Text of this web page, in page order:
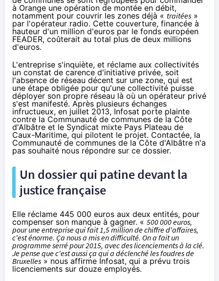
à Orange une opération de montée en débit,
notamment pour couvrir les zones déjà « traitées »
par l'opérateur radio. Cette couverture, financée à
hauteur d'un million d'euros par le fonds européen
FEADER, coûterait au total plus de deux millions
d'euros.
L'entreprise s'inquiète, et réclame aux collectivités
un constat de carence d'initiative privée, soit
l'absence de réseau décent sur une zone, qui est
une étape obligée pour qu'une collectivité puisse
déployer son propre réseau là où un opérateur privé
s'est manifesté. Après plusieurs échanges
infructueux, en juillet 2013, Infosat porte plainte
contre la Communauté de communes de la Côte
d'Albâtre et le Syndicat mixte Pays Plateau de
Caux-Maritime, qui pilotent le projet. Contactée, la
Communauté de communes de la Côte d'Albâtre n'a
pas souhaité nous répondre sur ce dossier.
Un dossier qui patine devant la
justice française
Elle réclame 445 000 euros aux deux entités, pour
compenser son manque à gagner. « 500 000 euros,
pour une entreprise qui fait 1,5 million de chiffre d'affaires,
c'est énorme. Ça nous a mis en difficulté. On a fait un
programme serré pour 2015, avec des licenciements à la clé.
Je pense que c'est aussi ça qui a déclenché les foudres de
Bruxelles » nous affirme Infosat, qui a prévu trois
licenciements sur douze employés.